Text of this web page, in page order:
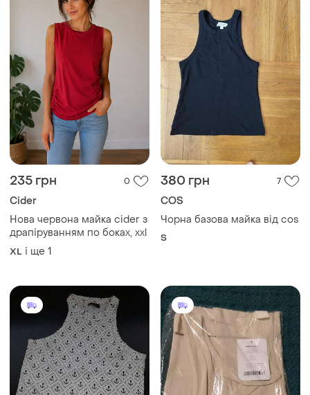
235 грн 0
Cider
Нова червона майка cider з
драпіруванням по боках, xxl
XL і ще 1
380 грн 7
COS
Чорна базова майка від cos
S